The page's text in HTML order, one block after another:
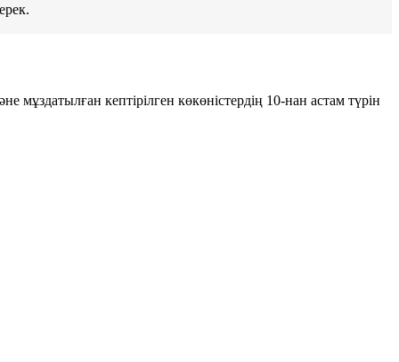
кептірілген көкөністердің 10-нан астам түрін